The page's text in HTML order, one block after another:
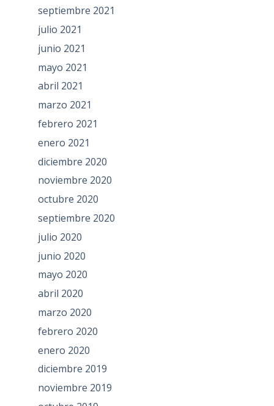
septiembre 2021
julio 2021
junio 2021
mayo 2021
abril 2021
marzo 2021
febrero 2021
enero 2021
diciembre 2020
noviembre 2020
octubre 2020
septiembre 2020
julio 2020
junio 2020
mayo 2020
abril 2020
marzo 2020
febrero 2020
enero 2020
diciembre 2019
noviembre 2019